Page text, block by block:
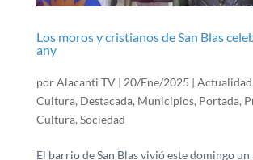
Los moros y cristianos de San Blas
any
porAlacanti TV| 20/Ene/2025 | Actualidad
Cultura, Destacada, Municipios, Portada,
Cultura, Sociedad
El barrio de San Blas vivió este domingo